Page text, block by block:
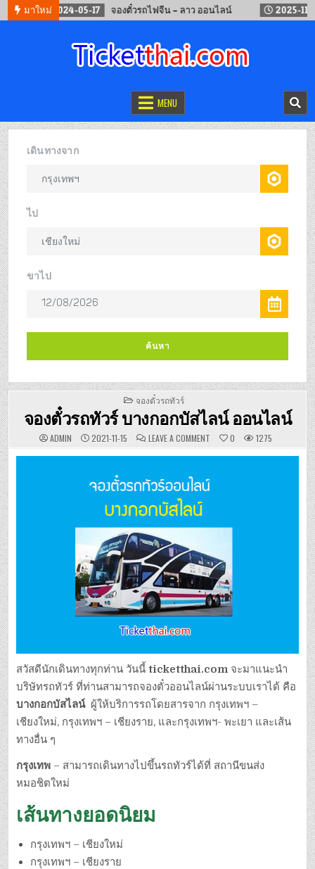
มาใหม่
2024-05-17 จองตั๋วรถไฟจีน – ลาว ออนไลน์ 2025-11-04
MENU
POSTED
IN
จองตั๋วรถทัวร์
จองตั๋วรถทัวร์ บางกอกบัสไลน์ ออนไลน์
ADMIN 2021-11-15 LEAVE A COMMENTON
จอง
ตั๋ว
บางกอก
บัส
0 1275
สวัสดีนักเดินทางทุกท่าน วันนี้ticketthai.com จะมาแนะนำ
บริษัทรถทัวร์ ที่ท่านสามารถจองตั๋วออนไลน์ผ่านระบบเราได้ คือ
บางกอกบัสไลน์ ผู้ให้บริการรถโดยสารจาก กรุงเทพฯ –
เชียงใหม่, กรุงเทพฯ – เชียงราย, และกรุงเทพฯ- พะเยา และเส้น
ทางอื่น ๆ
กรุงเทพ – สามารถเดินทางไปขึ้นรถทัวร์ได้ที่ สถานีขนส่ง
หมอชิตใหม่
เส้นทางยอดนิยม
กรุงเทพฯ – เชียงใหม่
กรุงเทพฯ – เชียงราย